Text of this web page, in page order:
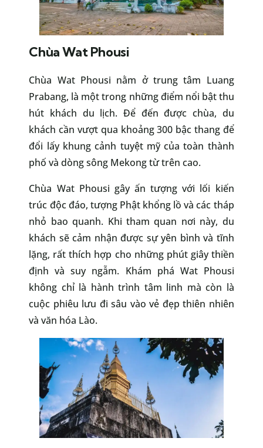
Chùa Wat Phousi
Chùa Wat Phousi nằm ở trung tâm Luang
Prabang, là một trong những điểm nổi bật thu
hút khách du lịch. Để đến được chùa, du
khách cần vượt qua khoảng 300 bậc thang để
đổi lấy khung cảnh tuyệt mỹ của toàn thành
phố và dòng sông Mekong từ trên cao.
Chùa Wat Phousi gây ấn tượng với lối kiến
trúc độc đáo, tượng Phật khổng lồ và các tháp
nhỏ bao quanh. Khi tham quan nơi này, du
khách sẽ cảm nhận được sự yên bình và tĩnh
lặng, rất thích hợp cho những phút giây thiền
định và suy ngẫm. Khám phá Wat Phousi
không chỉ là hành trình tâm linh mà còn là
cuộc phiêu lưu đi sâu vào vẻ đẹp thiên nhiên
và văn hóa Lào.